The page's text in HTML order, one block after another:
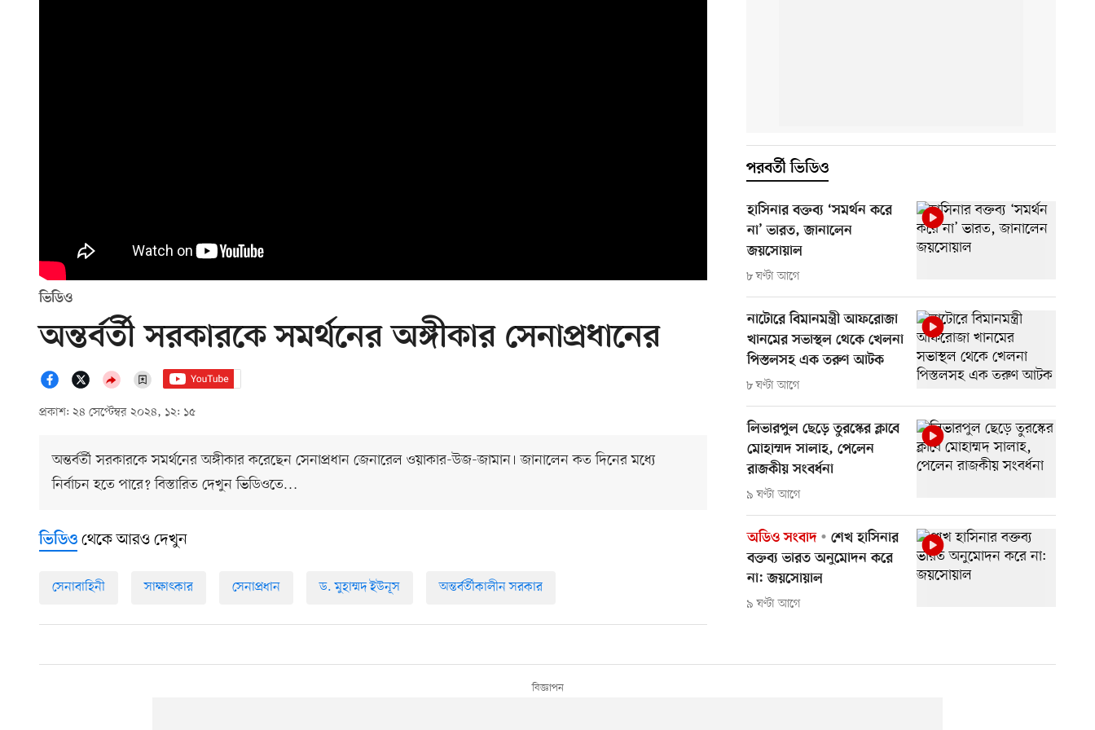
ভিডিও
অন্তর্বর্তী সরকারকে সমর্থনের অঙ্গীকার সেনাপ্রধানের
প্রকাশ: ২৪ সেপ্টেম্বর ২০২৪, ১২: ১৫
অন্তর্বর্তী সরকারকে সমর্থনের অঙ্গীকার করেছেন সেনাপ্রধান জেনারেল ওয়াকার-উজ-জামান। জানালেন কত দিনের মধ্যে
নির্বাচন হতে পারে? বিস্তারিত দেখুন ভিডিওতে…
পরবর্তী ভিডিও
হাসিনার বক্তব্য ‘সমর্থন করে
না’ ভারত, জানালেন
জয়সোয়াল
৮ ঘণ্টা আগে
নাটোরে বিমানমন্ত্রী আফরোজা
খানমের সভাস্থল থেকে খেলনা
পিস্তলসহ এক তরুণ আটক
৮ ঘণ্টা আগে
লিভারপুল ছেড়ে তুরস্কের ক্লাবে
মোহাম্মদ সালাহ, পেলেন
রাজকীয় সংবর্ধনা
৯ ঘণ্টা আগে
অডিও সংবাদ
শেখ হাসিনার
বক্তব্য ভারত অনুমোদন করে
না: জয়সোয়াল
৯ ঘণ্টা আগে
ভিডিও থেকে আরও দেখুন
সেনাবাহিনী সাক্ষাৎকার সেনাপ্রধান ড. মুহাম্মদ ইউনূস অন্তর্বর্তীকালীন সরকার